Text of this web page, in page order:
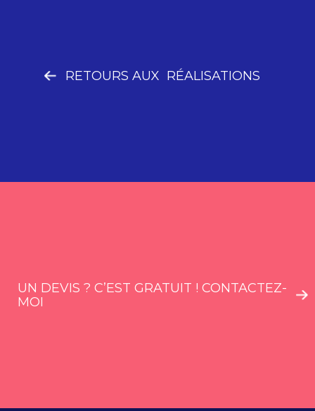
RETOURS AUX RÉALISATIONS
UN DEVIS ? C’EST GRATUIT ! CONTACTEZ-
MOI